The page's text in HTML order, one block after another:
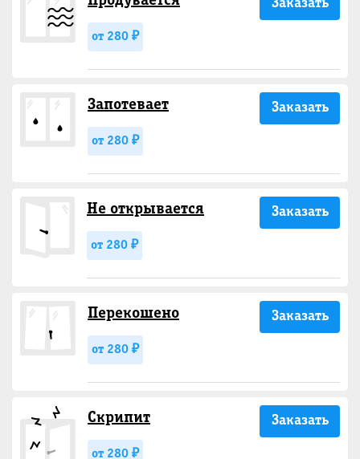
от 280 ₽
Заказать
Запотевает
от 280 ₽
Заказать
Не открывается
от 280 ₽
Заказать
Перекошено
от 280 ₽
Заказать
Скрипит
от 280 ₽
Заказать